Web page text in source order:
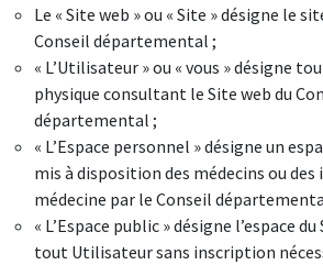
Le « Site web » ou « Site » désigne le
Conseil départemental ;
« L’Utilisateur » ou « vous » désigne
physique consultant le Site web du
départemental ;
« L’Espace personnel » désigne un
mis à disposition des médecins ou des
médecine par le Conseil
« L’Espace public » désigne l’espace
tout Utilisateur sans inscription